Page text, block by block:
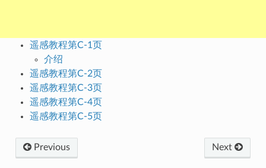
遥感教程第C-1页
介绍
遥感教程第C-2页
遥感教程第C-3页
遥感教程第C-4页
遥感教程第C-5页
Next
Previous